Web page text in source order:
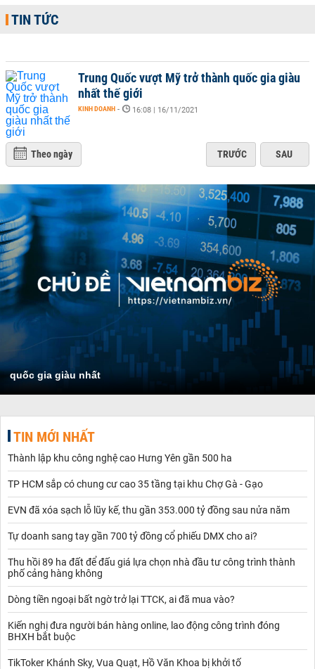
TIN TỨC
Trung Quốc vượt Mỹ trở thành quốc gia giàu
nhất thế giới
KINH DOANH - 16:08 | 16/11/2021
Theo ngày TRƯỚC SAU
quốc gia giàu nhất
TIN MỚI NHẤT
Thành lập khu công nghệ cao Hưng Yên gần 500 ha
TP HCM sắp có chung cư cao 35 tầng tại khu Chợ Gà - Gạo
EVN đã xóa sạch lỗ lũy kế, thu gần 353.000 tỷ đồng sau nửa năm
Tự doanh sang tay gần 700 tỷ đồng cổ phiếu DMX cho ai?
Thu hồi 89 ha đất để đấu giá lựa chọn nhà đầu tư công trình thành
phố cảng hàng không
Dòng tiền ngoại bất ngờ trở lại TTCK, ai đã mua vào?
Kiến nghị đưa người bán hàng online, lao động công trình đóng
BHXH bắt buộc
TikToker Khánh Sky, Vua Quạt, Hồ Văn Khoa bị khởi tố